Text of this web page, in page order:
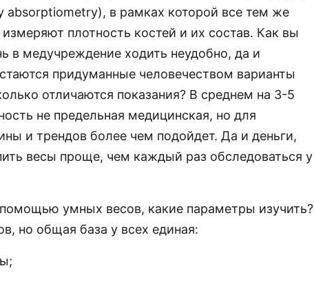
absorptiometry), в рамках которой все тем же
плотность костей и их состав. Как вы
в медучреждение ходить неудобно, да и
придуманные человечеством варианты
отличаются показания? В среднем на 3-5
не предельная медицинская, но для
и трендов более чем подойдет. Да и деньги,
весы проще, чем каждый раз обследоваться у
умных весов, какие параметры изучить?
но общая база у всех единая: